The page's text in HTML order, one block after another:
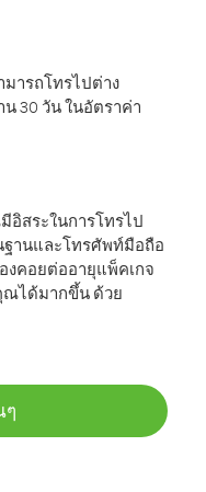
ารถโทรไปต่าง
30 วัน ในอัตราค่า
อิสระในการโทรไป
ฐานและโทรศัพท์มือถือ
งคอยต่ออายุแพ็คเกจ
ณได้มากขึ้น ด้วย
ๆ